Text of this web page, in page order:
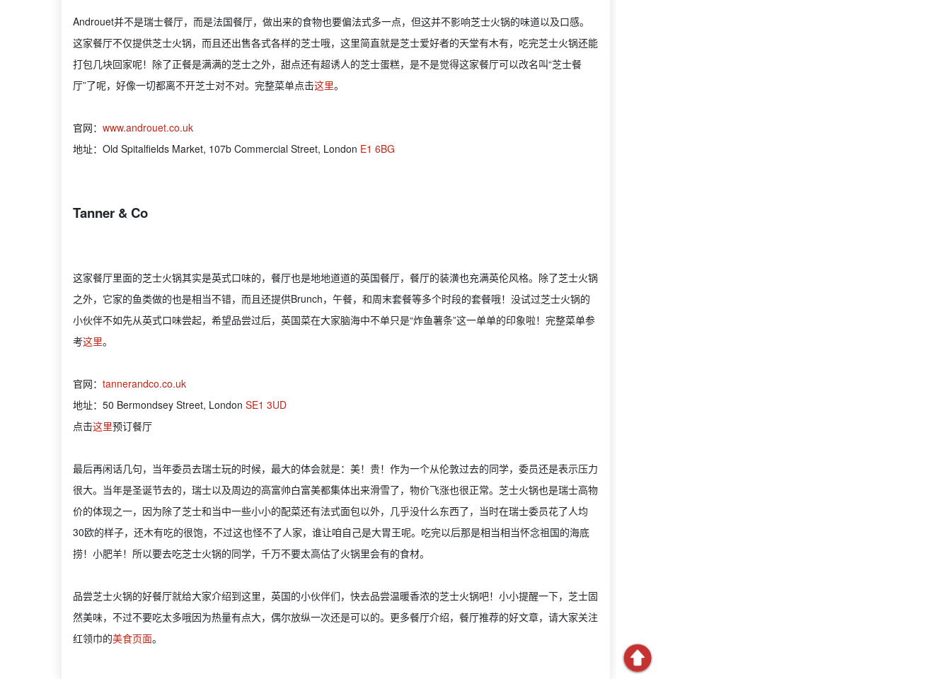
Androuet并不是瑞士餐厅，而是法国餐厅，做出来的食物也要偏法式多一点，但这并不影响芝士火锅的味道以及口感。
这家餐厅不仅提供芝士火锅，而且还出售各式各样的芝士哦，这里简直就是芝士爱好者的天堂有木有，吃完芝士火锅还能
打包几块回家呢！除了正餐是满满的芝士之外，甜点还有超诱人的芝士蛋糕，是不是觉得这家餐厅可以改名叫“芝士餐
厅”了呢，好像一切都离不开芝士对不对。完整菜单点击这里。
官网： www.androuet.co.uk
地址：Old Spitalfields Market, 107b Commercial Street, London E1 6BG
Tanner & Co
这家餐厅里面的芝士火锅其实是英式口味的，餐厅也是地地道道的英国餐厅，餐厅的装潢也充满英伦风格。除了芝士火锅
之外，它家的鱼类做的也是相当不错，而且还提供Brunch，午餐，和周末套餐等多个时段的套餐哦！没试过芝士火锅的
小伙伴不如先从英式口味尝起，希望品尝过后，英国菜在大家脑海中不单只是“炸鱼薯条”这一单单的印象啦！完整菜单参
考这里。
官网： tannerandco.co.uk
地址：50 Bermondsey Street, London SE1 3UD
点击这里预订餐厅
最后再闲话几句，当年委员去瑞士玩的时候，最大的体会就是：美！贵！作为一个从伦敦过去的同学，委员还是表示压力
很大。当年是圣诞节去的，瑞士以及周边的高富帅白富美都集体出来滑雪了，物价飞涨也很正常。芝士火锅也是瑞士高物
价的体现之一，因为除了芝士和当中一些小小的配菜还有法式面包以外，几乎没什么东西了，当时在瑞士委员花了人均
30欧的样子，还木有吃的很饱，不过这也怪不了人家，谁让咱自己是大胃王呢。吃完以后那是相当相当怀念祖国的海底
捞！小肥羊！所以要去吃芝士火锅的同学，千万不要太高估了火锅里会有的食材。
品尝芝士火锅的好餐厅就给大家介绍到这里，英国的小伙伴们，快去品尝温暖香浓的芝士火锅吧！小小提醒一下，芝士固
然美味，不过不要吃太多哦因为热量有点大，偶尔放纵一次还是可以的。更多餐厅介绍，餐厅推荐的好文章，请大家关注
红领巾的美食页面。